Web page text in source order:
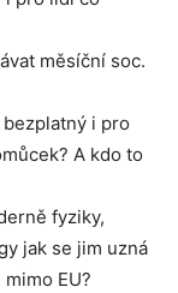
měsíční soc.
i pro
A kdo to
fyziky,
jak se jim uzná
EU?